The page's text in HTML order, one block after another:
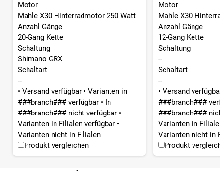
Motor
Mahle X30 Hinterradmotor 250 Watt
Anzahl Gänge
20-Gang Kette
Schaltung
Shimano GRX
Schaltart
--
• Versand verfügbar • Varianten in
###branch### verfügbar • In
###branch### nicht verfügbar •
Varianten in Filialen verfügbar •
Varianten nicht in Filialen
Produkt vergleichen
Motor
Mahle X30
Anzahl Gänge
12-Gang Kette
Schaltung
--
Schaltart
--
• Versand
###branch###
###branch###
Varianten in
Varianten nicht in
Produkt